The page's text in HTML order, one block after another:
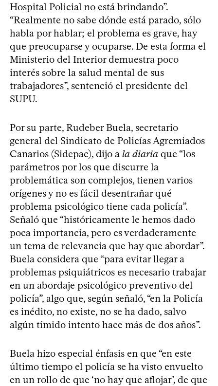
Hospital Policial no está brindando”.
“Realmente no sabe dónde está parado, sólo
habla por hablar; el problema es grave, hay
que preocuparse y ocuparse. De esta forma el
Ministerio del Interior demuestra poco
interés sobre la salud mental de sus
trabajadores”, sentenció el presidente del
SUPU.
Por su parte, Rudeber Buela, secretario
general del Sindicato de Policías Agremiados
Canarios (Sidepac), dijo a la diaria que “los
parámetros por los que discurre la
problemática son complejos, tienen varios
orígenes y no es fácil desentrañar qué
problema psicológico tiene cada policía”.
Señaló que “históricamente le hemos dado
poca importancia, pero es verdaderamente
un tema de relevancia que hay que abordar”.
Buela considera que “para evitar llegar a
problemas psiquiátricos es necesario trabajar
en un abordaje psicológico preventivo del
policía”, algo que, según señaló, “en la Policía
es inédito, no existe, no se ha dado, salvo
algún tímido intento hace más de dos años”.
Buela hizo especial énfasis en que “en este
último tiempo el policía se ha visto envuelto
en un rollo de que ‘no hay que aflojar’, de que